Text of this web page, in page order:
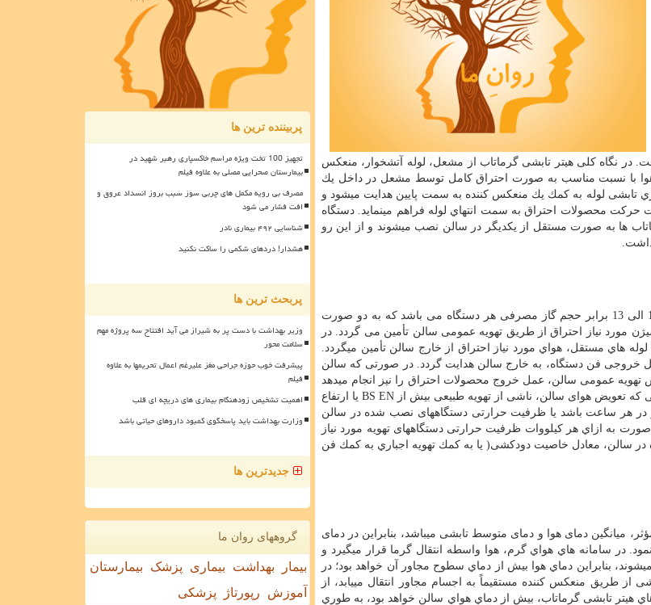
در نگاه کلی هیتر تابشی گرماتاب از مشعل، لوله آتشخوار، منعکس
با نسبت مناسب به صورت احتراق کامل توسط مشعل در داخل یك
تابشی لوله به كمك يك منعکس کننده به سمت پایین هدایت میشود و
حركت محصولات احتراق به سمت انتهاي لوله فراهم مینماید. دستگاه
ها به صورت مستقل از یکدیگر در سالن نصب میشوند و از این رو
.
هواي مورد نیاز جهت احتراق کامل در سامانه هاي هیتر تابشی گرماتاب 11 الی 13 برابر حجم گاز مصرفی هر دستگاه می باشد كه به دو صورت
مورد نیاز احتراق از طریق تهویه عمومی سالن تأمین می گردد. در
هاي مستقل، هواي مورد نیاز احتراق از خارج سالن تأمین میگردد.
با اتصال لولهاي به قطر 100 الی 150 میلیمتر تبدیل خروجی فن دستگاه، به خارج سالن هدایت گردد. در صورتی که سالن
تهویه عمومی سالن، عمل خروج محصولات احتراق را نیز انجام میدهد
که تعویض هوای سالن، ناشی از تهویه طبیعی بیش از BS EN یا ارتفاع
در هر ساعت باشد یا ظرفیت حرارتی دستگاههای نصب شده در سالن
صورت به ازاي هر كيلووات ظرفیت حرارتی دستگاههای تهویه مورد نیاز
سالن، معادل خاصیت دودکشی( یا به كمك تهویه اجباري به كمك فن
میانگین دمای هوا و دمای متوسط تابشی میباشد، بنابراین در دمای
در سامانه هاي هواي گرم، هوا واسطه انتقال گرما قرار میگیرد و
بنابراین دماي هوا بیش از دماي سطوح مجاور آن خواهد بود؛ در
طریق منعکس کننده مستقیماً به اجسام مجاور انتقال مییابد، از
هیتر تابشی گرماتاب، بیش از دماي هواي سالن خواهد بود، به طوري
پربیننده ترین ها
تجهیز 100 تخت ویژه مراسم خاکسپاری رهبر شهید در
بیمارستان صحرایی مصلی به علاوه فیلم
مصرف بی رویه مکمل های چربی سوز سبب بروز انسداد عروق و
افت فشار می شود
شناسایی ۴۹۲ بیماری نادر
هشدار! دردهای شکمی را ساکت نکنید
پربحث ترین ها
وزیر بهداشت با دست پر به شیراز می آید افتتاح سه پروژه مهم
سلامت محور
پیشرفت خوب حوزه جراحی مغز علیرغم اعمال تحریمها به علاوه
فیلم
اهمیت تشخیص زودهنگام بیماری های دریچه ای قلب
وزارت بهداشت باید پاسخگوی کمبود داروهای حیاتی باشد
جدیدترین ها
گروههای روان ما
بیمار بهداشت بیماری پزشک
بیمارستان
آموزش
رپورتاژ پزشکی